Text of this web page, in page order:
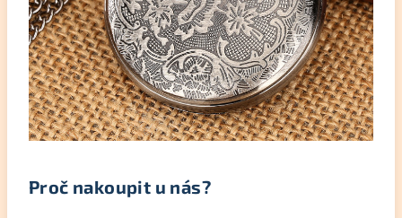
Proč nakoupit u nás?